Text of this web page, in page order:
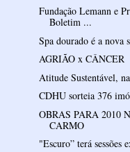
Fundação Lemann e
Boletim ...
Spa dourado é a nova
AGRIÃO x CÂNCER
Atitude Sustentável,
CDHU sorteia 376
OBRAS PARA 2010
CARMO
"Escuro” terá sessões